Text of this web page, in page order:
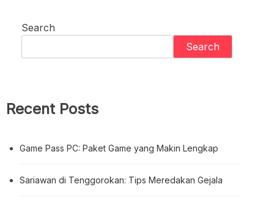
Search
Search
Recent Posts
Game Pass PC: Paket Game yang Makin Lengkap
Sariawan di Tenggorokan: Tips Meredakan Gejala